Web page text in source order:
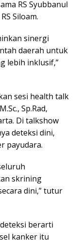
RS Syubbanul
Siloam.
sinergi
daerah untuk
lebih inklusif,”
sesi health talk
Sp.Rad,
Di talkshow
deteksi dini,
payudara.
skrining
dini,” tutur
berarti
kanker itu